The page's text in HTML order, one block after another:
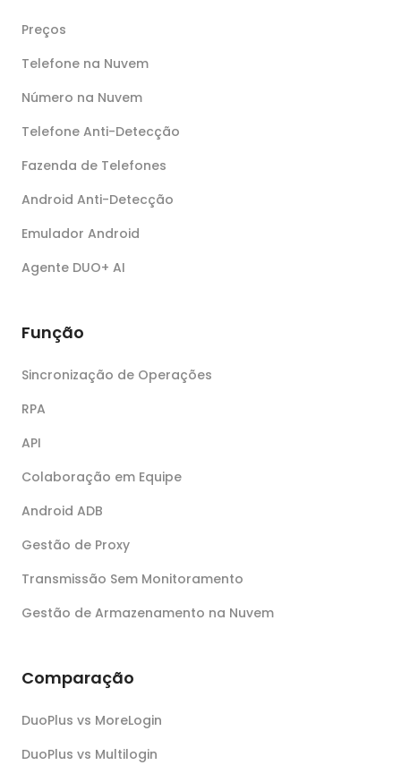
Preços
Telefone na Nuvem
Número na Nuvem
Telefone Anti-Detecção
Fazenda de Telefones
Android Anti-Detecção
Emulador Android
Agente DUO+ AI
Função
Sincronização de Operações
RPA
API
Colaboração em Equipe
Android ADB
Gestão de Proxy
Transmissão Sem Monitoramento
Gestão de Armazenamento na Nuvem
Comparação
DuoPlus vs MoreLogin
DuoPlus vs Multilogin